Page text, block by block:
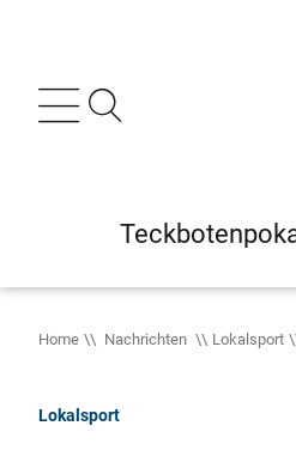
Home Nachrichten Lokalsport
Lokalsport